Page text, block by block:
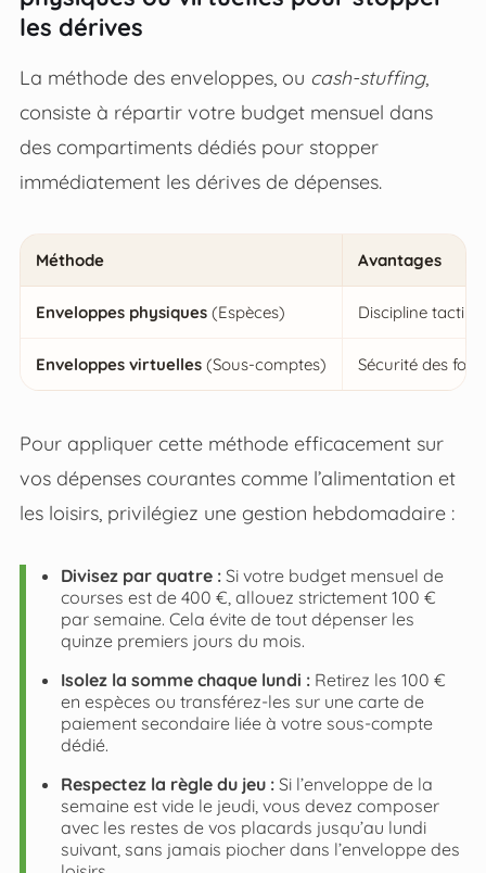
les dérives
La méthode des enveloppes, ou cash-stuffing,
consiste à répartir votre budget mensuel dans
des compartiments dédiés pour stopper
immédiatement les dérives de dépenses.
Méthode Avantages
Enveloppes physiques(Espèces) Discipline tactile
Enveloppes virtuelles(Sous-comptes) Sécurité des
Pour appliquer cette méthode efficacement sur
vos dépenses courantes comme l’alimentation et
les loisirs, privilégiez une gestion hebdomadaire :
Divisez par quatre :Si votre budget mensuel de
courses est de 400 €, allouez strictement 100 €
par semaine. Cela évite de tout dépenser les
quinze premiers jours du mois.
Isolez la somme chaque lundi :Retirez les 100 €
en espèces ou transférez-les sur une carte de
paiement secondaire liée à votre sous-compte
dédié.
Respectez la règle du jeu :Si l’enveloppe de la
semaine est vide le jeudi, vous devez composer
avec les restes de vos placards jusqu’au lundi
suivant, sans jamais piocher dans l’enveloppe des